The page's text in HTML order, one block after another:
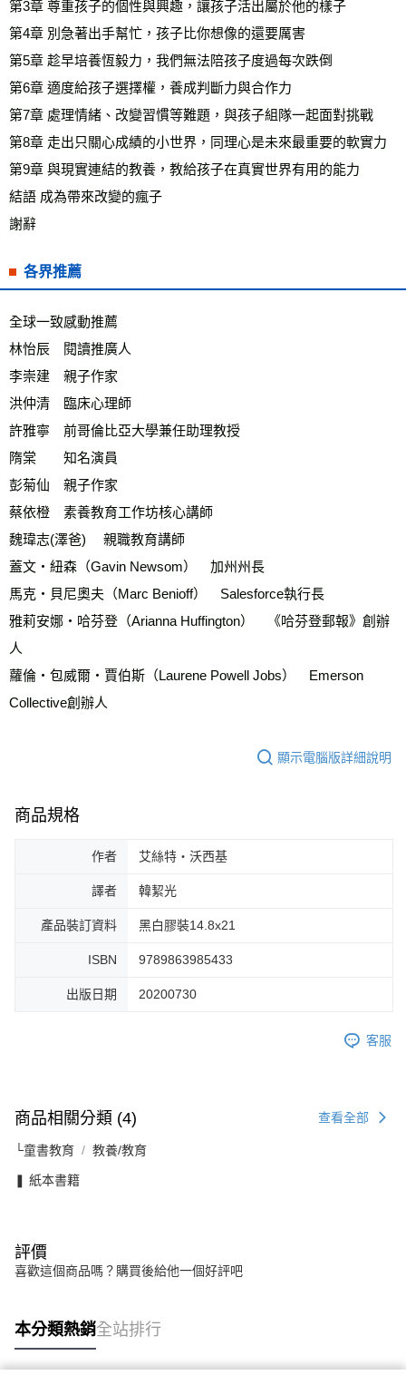
第3章 尊重孩子的個性與興趣，讓孩子活出屬於他的樣子
第4章 別急著出手幫忙，孩子比你想像的還要厲害
第5章 趁早培養恆毅力，我們無法陪孩子度過每次跌倒
第6章 適度給孩子選擇權，養成判斷力與合作力
第7章 處理情緒、改變習慣等難題，與孩子組隊一起面對挑戰
第8章 走出只關心成績的小世界，同理心是未來最重要的軟實力
第9章 與現實連結的教養，教給孩子在真實世界有用的能力
結語 成為帶來改變的瘋子
謝辭
各界推薦
全球一致感動推薦
林怡辰　閱讀推廣人
李崇建　親子作家
洪仲清　臨床心理師
許雅寧　前哥倫比亞大學兼任助理教授
隋棠　　知名演員
彭菊仙　親子作家
蔡依橙　素養教育工作坊核心講師
魏瑋志(澤爸) 　親職教育講師
蓋文‧紐森（Gavin Newsom）　加州州長
馬克‧貝尼奧夫（Marc Benioff）　Salesforce執行長
雅莉安娜‧哈芬登（Arianna Huffington）　《哈芬登郵報》創辦
人
蘿倫‧包威爾‧賈伯斯（Laurene Powell Jobs）　Emerson
Collective創辦人
顯示電腦版詳細說明
商品規格
作者 艾絲特‧沃西基
譯者 韓絜光
產品裝訂資料 黑白膠裝14.8x21
ISBN 9789863985433
出版日期 20200730
客服
商品相關分類 (4) 查看全部
└童書教育 教養/教育
❚ 紙本書籍
評價
喜歡這個商品嗎？購買後給他一個好評吧
本分類熱銷全站排行